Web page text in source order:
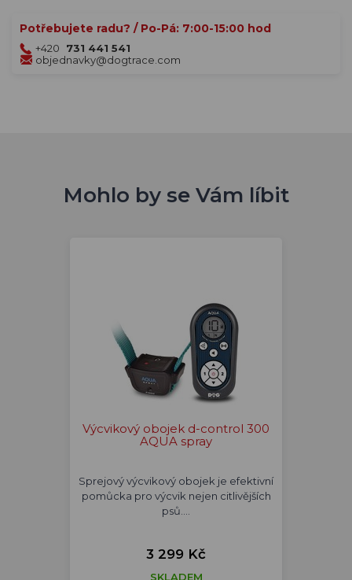
Potřebujete radu? / Po-Pá: 7:00-15:00 hod
+420
731 441 541
objednavky@dogtrace.com
Mohlo by se Vám líbit
Výcvikový obojek d-control 300
AQUA spray
Sprejový výcvikový obojek je efektivní
pomůcka pro výcvik nejen citlivějších
psů.…
3 299 Kč
SKLADEM